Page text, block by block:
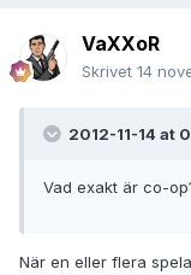
VaXXoR
Skrivet 14
2012-11-14 at
Vad exakt är co-
När en eller flera